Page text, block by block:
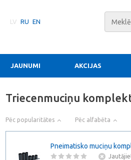
LV RU EN
JAUNUMI AKCIJAS
Triecenmuciņu
Pēc popularitātes Pēc alfabēta
Pneimatisko muciņu